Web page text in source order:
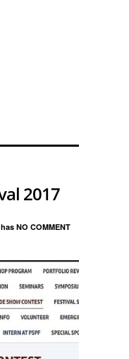
2017
has NO COMMENT